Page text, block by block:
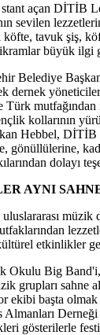
stant açan DİTİB
sevilen
köfte, tavuk şiş,
ikramlar büyük ilgi
Belediye
dernek
Türk
kollarının
Hebbel, DİTİB
gönüllülerine,
dolayı
AYNI
müzik
etkinlikler
Okulu Big
grupları sahne
ekibi başta olmak
Almanları
gösterilerle